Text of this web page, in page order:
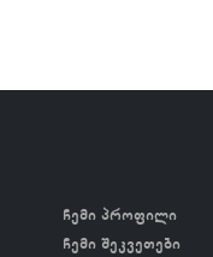
ჩემი პროფილი
ჩემი შეკვეთები